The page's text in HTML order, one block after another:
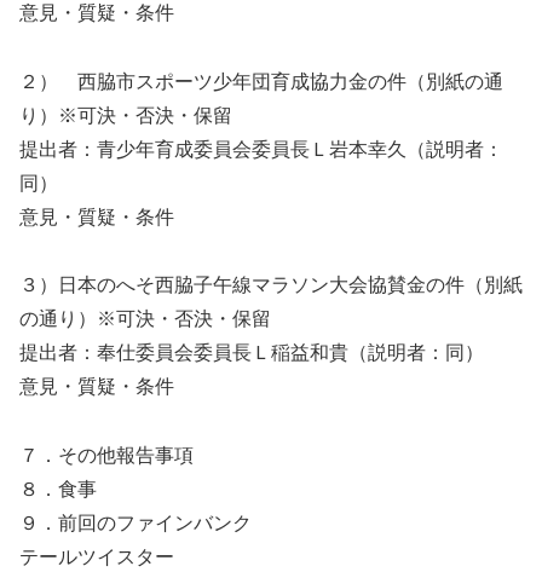
意見・質疑・条件
２） 西脇市スポーツ少年団育成協力金の件（別紙の通
り）※可決・否決・保留
提出者：青少年育成委員会委員長Ｌ岩本幸久（説明者：
同）
意見・質疑・条件
３）日本のへそ西脇子午線マラソン大会協賛金の件（別紙
の通り）※可決・否決・保留
提出者：奉仕委員会委員長Ｌ稲益和貴（説明者：同）
意見・質疑・条件
７．その他報告事項
８．食事
９．前回のファインバンク
テールツイスター